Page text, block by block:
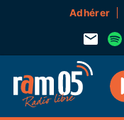
Adhérer